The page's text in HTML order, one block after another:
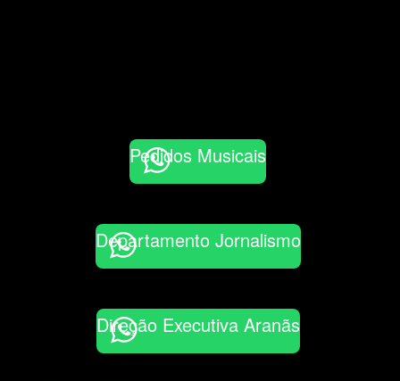
Pedidos Musicais
Departamento Jornalismo
Direção Executiva Aranãs